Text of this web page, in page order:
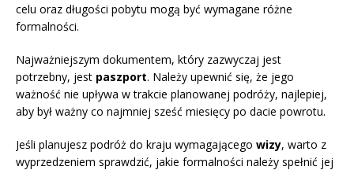
celu oraz długości pobytu mogą być wymagane różne
formalności.
Najważniejszym dokumentem, który zazwyczaj jest
potrzebny, jest paszport. Należy upewnić się, że jego
ważność nie upływa w trakcie planowanej podróży, najlepiej,
aby był ważny co najmniej sześć miesięcy po dacie powrotu.
Jeśli planujesz podróż do kraju wymagającego wizy, warto z
wyprzedzeniem sprawdzić, jakie formalności należy spełnić jej